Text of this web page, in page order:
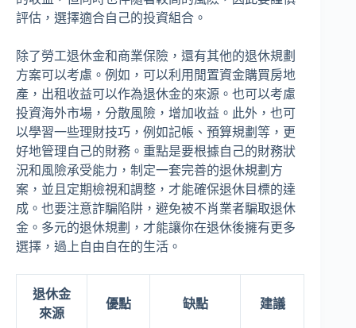
評估，選擇適合自己的投資組合。
除了勞工退休金和商業保險，還有其他的退休規劃
方案可以考慮。例如，可以利用閒置資金購買房地
產，出租收益可以作為退休金的來源。也可以考慮
投資海外市場，分散風險，增加收益。此外，也可
以學習一些理財技巧，例如記帳、預算規劃等，更
好地管理自己的財務。重點是要根據自己的財務狀
況和風險承受能力，制定一套完善的退休規劃方
案，並且定期檢視和調整，才能確保退休目標的達
成。也要注意詐騙陷阱，避免被不肖業者騙取退休
金。多元的退休規劃，才能讓你在退休後擁有更多
選擇，過上自由自在的生活。
退休金
來源
優點 缺點 建議